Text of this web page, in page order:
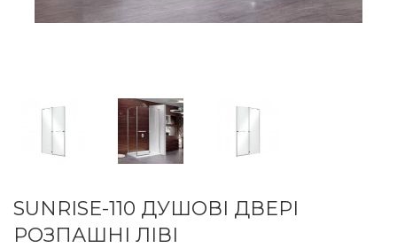
SUNRISE-110 ДУШОВІ ДВЕРІ
РОЗПАШНІ ЛІВІ